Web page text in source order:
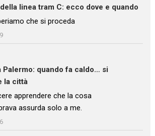
linea tram C: ecco dove e quando
che si proceda
Palermo: quando fa caldo… si
la città
apprendere che la cosa
assurda solo a me.